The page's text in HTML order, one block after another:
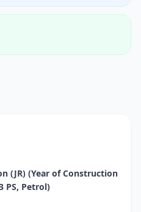
(JR) (Year of Construction
PS, Petrol)